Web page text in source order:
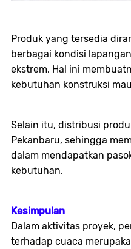
Produk yang tersedia
berbagai kondisi
ekstrem. Hal ini
kebutuhan konstruksi
Selain itu, distribusi
Pekanbaru, sehingga
dalam mendapatkan
kebutuhan.
Kesimpulan
Dalam aktivitas proyek,
terhadap cuaca